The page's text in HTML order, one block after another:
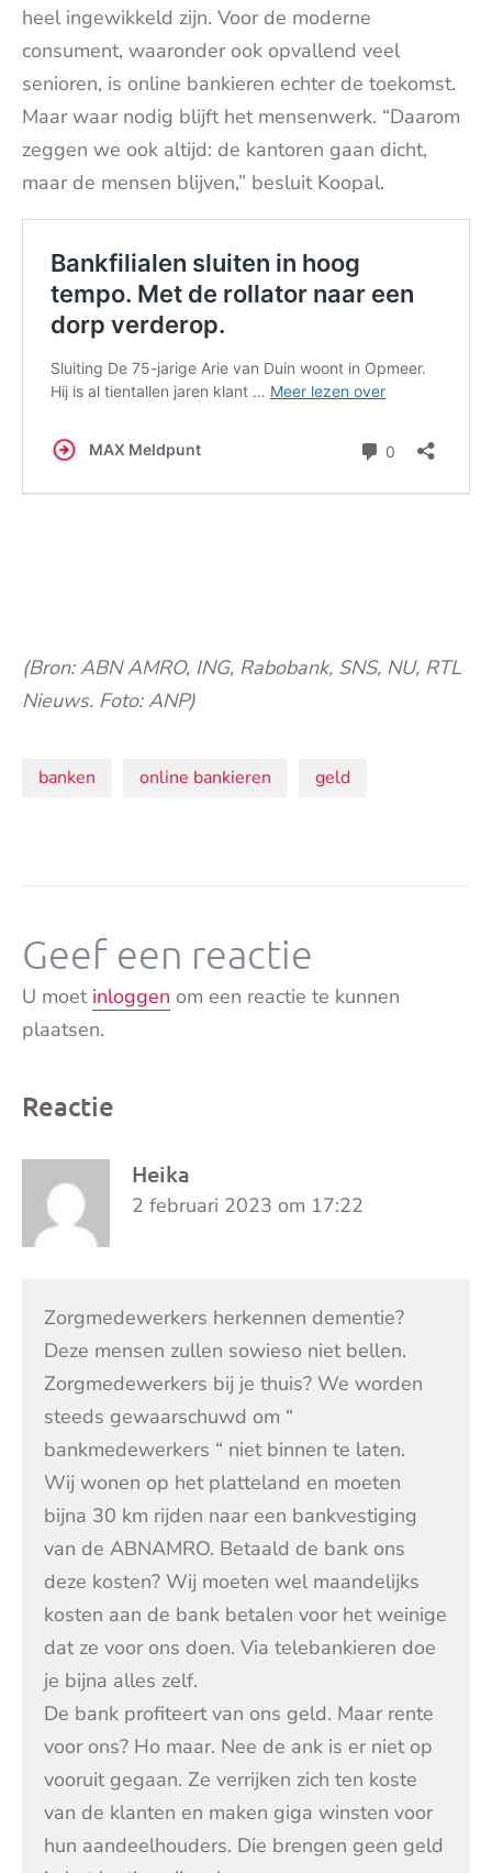
heel ingewikkeld zijn. Voor de moderne
consument, waaronder ook opvallend veel
senioren, is online bankieren echter de toekomst.
Maar waar nodig blijft het mensenwerk. “Daarom
zeggen we ook altijd: de kantoren gaan dicht,
maar de mensen blijven,” besluit Koopal.
(Bron: ABN AMRO, ING, Rabobank, SNS, NU, RTL
Nieuws. Foto: ANP)
Onderwerpen:
banken online bankieren geld
Geef een reactie
U moet inloggen om een reactie te kunnen
plaatsen.
Reactie
Heika
2 februari 2023 om 17:22
Zorgmedewerkers herkennen dementie?
Deze mensen zullen sowieso niet bellen.
Zorgmedewerkers bij je thuis? We worden
steeds gewaarschuwd om “
bankmedewerkers “ niet binnen te laten.
Wij wonen op het platteland en moeten
bijna 30 km rijden naar een bankvestiging
van de ABNAMRO. Betaald de bank ons
deze kosten? Wij moeten wel maandelijks
kosten aan de bank betalen voor het weinige
dat ze voor ons doen. Via telebankieren doe
je bijna alles zelf.
De bank profiteert van ons geld. Maar rente
voor ons? Ho maar. Nee de ank is er niet op
vooruit gegaan. Ze verrijken zich ten koste
van de klanten en maken giga winsten voor
hun aandeelhouders. Die brengen geen geld